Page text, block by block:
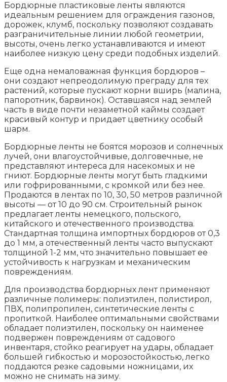
Бордюрные пластиковые ленты являются
идеальным решением для ограждения газонов,
дорожек, клумб, поскольку позволяют создавать
разграничительные линии любой геометрии,
высоты, очень легко устанавливаются и имеют
наиболее низкую цену среди подобных изделий.
Еще одна немаловажная функция бордюров –
они создают непреодолимую преграду для тех
растений, которые пускают корни вширь (малина,
папоротник, барвинок). Оставшаяся над землей
часть в виде почти незаметной каймы создает
красивый контур и придает цветнику особый
шарм.
Бордюрные ленты не боятся морозов и солнечных
лучей, они влагоустойчивые, долговечные, не
представляют интереса для насекомых и не
гниют. Бордюрные ленты могут быть гладкими
или гофрированными, с кромкой или без нее.
Продаются в лентах по 10, 30, 50 метров различной
высоты — от 10 до 90 см. Строительный рынок
предлагает ленты немецкого, польского,
китайского и отечественного производства.
Стандартная толщина импортных бордюров от 0,3
до 1 мм, а отечественный ленты часто выпускают
толщиной 1-2 мм, что значительно повышает ее
устойчивость к нагрузкам и механическим
повреждениям.
Для производства бордюрных лент применяют
различные полимеры: полиэтилен, полистирол,
ПВХ, полипропилен, синтетические ленты с
пропиткой. Наиболее оптимальными свойствами
обладает полиэтилен, поскольку он наименее
подвержен повреждениям от садового
инвентаря, стойко реагирует на удары, обладает
большей гибкостью и морозостойкостью, легко
поддаются резке садовыми ножницами, их
можно не снимать на зиму.